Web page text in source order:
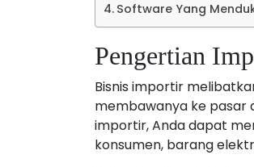
Software Yang
Pengertian
Bisnis importir
membawanya ke pasar
importir, Anda dapat
konsumen, barang